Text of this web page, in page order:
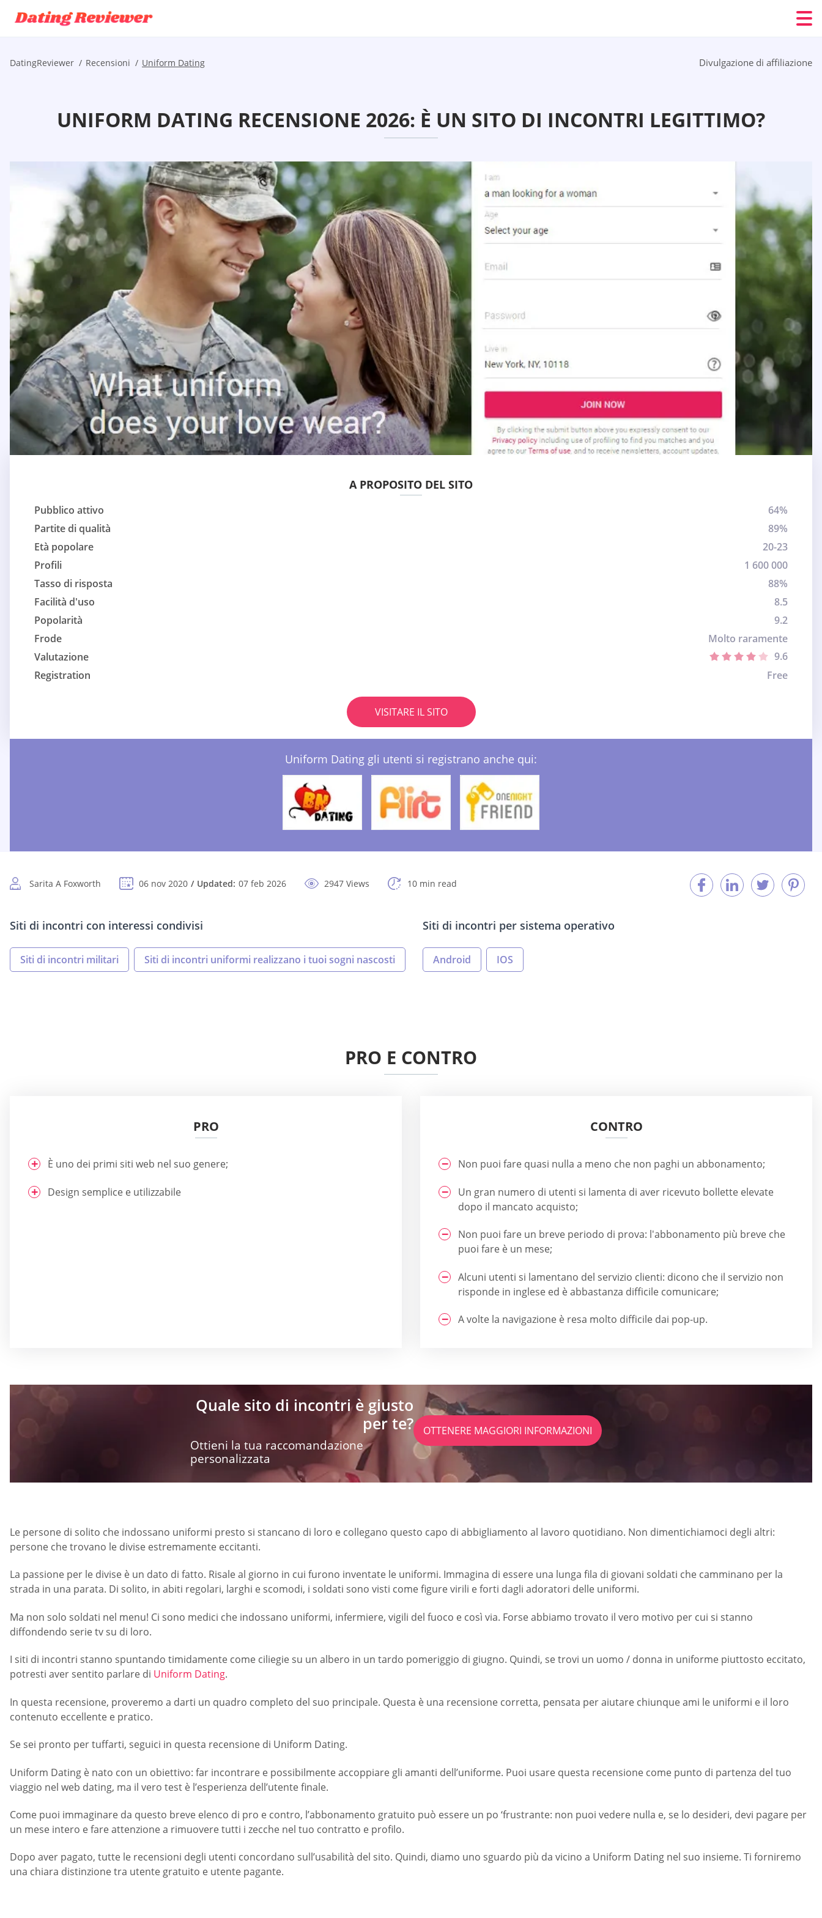
DatingReviewer Recensioni Uniform Dating Divulgazione di affiliazione
UNIFORM DATING RECENSIONE 2026: È UN SITO DI INCONTRI LEGITTIMO?
A PROPOSITO DEL SITO
Pubblico attivo
64%
Partite di qualità
89%
Età popolare
20-23
Profili
1 600 000
Tasso di risposta
88%
Facilità d'uso
8.5
Popolarità
9.2
Frode
Molto raramente
Valutazione
9.6
Registration
Free
VISITARE IL SITO
Uniform Dating gli utenti si registrano anche qui:
Sarita A Foxworth 06 nov 2020 Updated: 07 feb 2026 2947 Views 10 min read
Siti di incontri con interessi condivisi
Siti di incontri militari Siti di incontri uniformi realizzano i tuoi sogni nascosti
Siti di incontri per sistema operativo
Android IOS
PRO E CONTRO
PRO
È uno dei primi siti web nel suo genere;
Design semplice e utilizzabile
CONTRO
Non puoi fare quasi nulla a meno che non paghi un abbonamento;
Un gran numero di utenti si lamenta di aver ricevuto bollette elevate
dopo il mancato acquisto;
Non puoi fare un breve periodo di prova: l'abbonamento più breve che
puoi fare è un mese;
Alcuni utenti si lamentano del servizio clienti: dicono che il servizio non
risponde in inglese ed è abbastanza difficile comunicare;
A volte la navigazione è resa molto difficile dai pop-up.
Quale sito di incontri è giusto
per te?
Ottieni la tua raccomandazione
personalizzata
OTTENERE MAGGIORI INFORMAZIONI
Le persone di solito che indossano uniformi presto si stancano di loro e collegano questo capo di abbigliamento al lavoro quotidiano. Non dimentichiamoci degli altri:
persone che trovano le divise estremamente eccitanti.
La passione per le divise è un dato di fatto. Risale al giorno in cui furono inventate le uniformi. Immagina di essere una lunga fila di giovani soldati che camminano per la
strada in una parata. Di solito, in abiti regolari, larghi e scomodi, i soldati sono visti come figure virili e forti dagli adoratori delle uniformi.
Ma non solo soldati nel menu! Ci sono medici che indossano uniformi, infermiere, vigili del fuoco e così via. Forse abbiamo trovato il vero motivo per cui si stanno
diffondendo serie tv su di loro.
I siti di incontri stanno spuntando timidamente come ciliegie su un albero in un tardo pomeriggio di giugno. Quindi, se trovi un uomo / donna in uniforme piuttosto eccitato,
potresti aver sentito parlare di Uniform Dating.
In questa recensione, proveremo a darti un quadro completo del suo principale. Questa è una recensione corretta, pensata per aiutare chiunque ami le uniformi e il loro
contenuto eccellente e pratico.
Se sei pronto per tuffarti, seguici in questa recensione di Uniform Dating.
Uniform Dating è nato con un obiettivo: far incontrare e possibilmente accoppiare gli amanti dell’uniforme. Puoi usare questa recensione come punto di partenza del tuo
viaggio nel web dating, ma il vero test è l’esperienza dell’utente finale.
Come puoi immaginare da questo breve elenco di pro e contro, l’abbonamento gratuito può essere un po ‘frustrante: non puoi vedere nulla e, se lo desideri, devi pagare per
un mese intero e fare attenzione a rimuovere tutti i zecche nel tuo contratto e profilo.
Dopo aver pagato, tutte le recensioni degli utenti concordano sull’usabilità del sito. Quindi, diamo uno sguardo più da vicino a Uniform Dating nel suo insieme. Ti forniremo
una chiara distinzione tra utente gratuito e utente pagante.